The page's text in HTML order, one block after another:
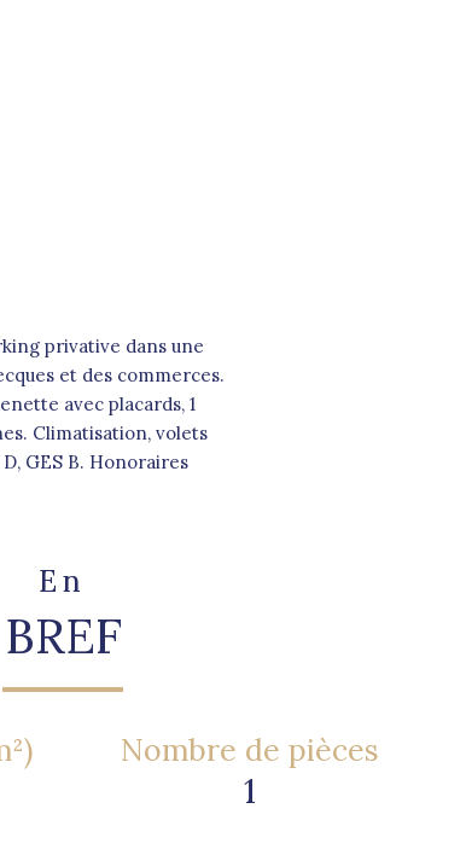
privative dans une
et des commerces.
avec placards, 1
Climatisation, volets
GES B. Honoraires
En
BREF
Nombre de pièces
1